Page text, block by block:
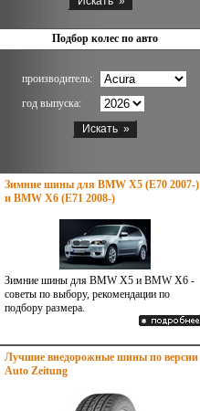
Подбор колес по авто
производитель:
год выпуска:
Зимние шины для BMW X5 (E70 2007-)
и BMW X6 (E71 2008-)
Зимние шины для BMW X5 и BMW X6 -
советы по выбору, рекомендации по
подбору размера.
Лучшие внедорожные шины по версии
Auto Zeitung